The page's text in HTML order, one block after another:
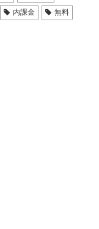
内課金 無料